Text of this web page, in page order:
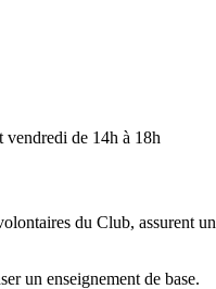
vendredi de 14h à 18h
du Club, assurent
un enseignement de base.